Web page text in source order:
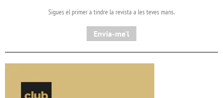
Sigues el primer a tindre la revista a les teves mans.
Envia-me'l